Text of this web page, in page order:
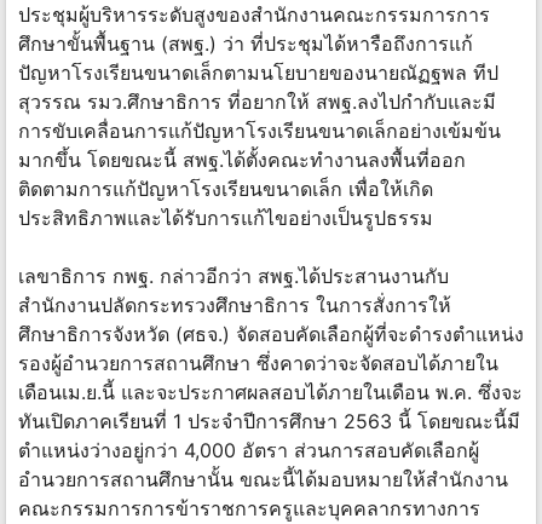
ประชุมผู้บริหารระดับสูงของสำนักงานคณะกรรมการการ
ศึกษาขั้นพื้นฐาน (สพฐ.) ว่า ที่ประชุมได้หารือถึงการแก้
ปัญหาโรงเรียนขนาดเล็กตามนโยบายของนายณัฏฐพล ทีป
สุวรรณ รมว.ศึกษาธิการ ที่อยากให้ สพฐ.ลงไปกำกับและมี
การขับเคลื่อนการแก้ปัญหาโรงเรียนขนาดเล็กอย่างเข้มข้น
มากขึ้น โดยขณะนี้ สพฐ.ได้ตั้งคณะทำงานลงพื้นที่ออก
ติดตามการแก้ปัญหาโรงเรียนขนาดเล็ก เพื่อให้เกิด
ประสิทธิภาพและได้รับการแก้ไขอย่างเป็นรูปธรรม
เลขาธิการ กพฐ. กล่าวอีกว่า สพฐ.ได้ประสานงานกับ
สำนักงานปลัดกระทรวงศึกษาธิการ ในการสั่งการให้
ศึกษาธิการจังหวัด (ศธจ.) จัดสอบคัดเลือกผู้ที่จะดำรงตำแหน่ง
รองผู้อำนวยการสถานศึกษา ซึ่งคาดว่าจะจัดสอบได้ภายใน
เดือนเม.ย.นี้ และจะประกาศผลสอบได้ภายในเดือน พ.ค. ซึ่งจะ
ทันเปิดภาคเรียนที่ 1 ประจำปีการศึกษา 2563 นี้ โดยขณะนี้มี
ตำแหน่งว่างอยู่กว่า 4,000 อัตรา ส่วนการสอบคัดเลือกผู้
อำนวยการสถานศึกษานั้น ขณะนี้ได้มอบหมายให้สำนักงาน
คณะกรรมการการข้าราชการครูและบุคคลากรทางการ